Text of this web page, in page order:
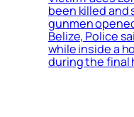
been killed
gunmen
Belize, Police
while inside a
during the final